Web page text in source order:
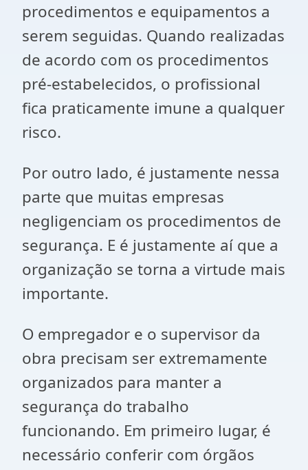
procedimentos e equipamentos a
serem seguidas. Quando realizadas
de acordo com os procedimentos
pré-estabelecidos, o profissional
fica praticamente imune a qualquer
risco.
Por outro lado, é justamente nessa
parte que muitas empresas
negligenciam os procedimentos de
segurança. E é justamente aí que a
organização se torna a virtude mais
importante.
O empregador e o supervisor da
obra precisam ser extremamente
organizados para manter a
segurança do trabalho
funcionando. Em primeiro lugar, é
necessário conferir com órgãos